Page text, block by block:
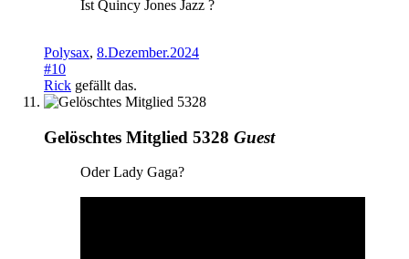
Ist Quincy Jones Jazz ?
Polysax, 8.Dezember.2024
#10
Rick gefällt das.
Gelöschtes Mitglied 5328 Guest
Oder Lady Gaga?